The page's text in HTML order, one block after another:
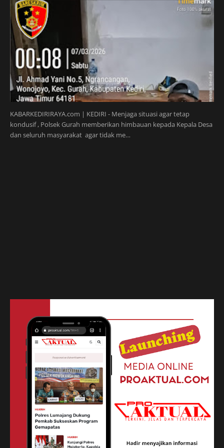
KABARKEDIRIRAYA.com | KEDIRI - Menjaga situasi agar tetap
kondusif , Polsek Gurah memberikan himbauan kepada Kepala Desa
dan seluruh masyarakat agar tidak me…